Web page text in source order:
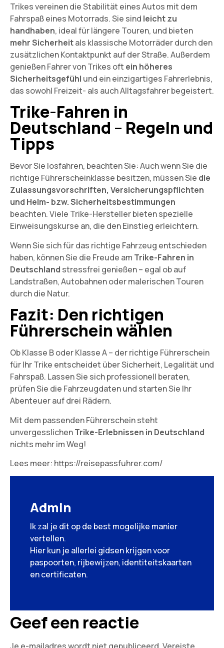
Trikes vereinen die Stabilität eines Autos mit dem
Fahrspaß eines Motorrads. Sie sind leicht zu
handhaben, ideal für längere Touren, und bieten
mehr Sicherheitals klassische Motorräder durch den
zusätzlichen Kontaktpunkt auf der Straße. Außerdem
genießen Fahrer von Trikes oft ein höheres
Sicherheitsgefühl und ein einzigartiges Fahrerlebnis,
das sowohl Freizeit- als auch Alltagsfahrer begeistert.
Trike-Fahren in
Deutschland – Regeln und
Tipps
Bevor Sie losfahren, beachten Sie: Auch wenn Sie die
richtige Führerscheinklasse besitzen, müssen Sie die
Zulassungsvorschriften, Versicherungspflichten
und Helm- bzw. Sicherheitsbestimmungen
beachten. Viele Trike-Hersteller bieten spezielle
Einweisungskurse an, die den Einstieg erleichtern.
Wenn Sie sich für das richtige Fahrzeug entschieden
haben, können Sie die Freude am Trike-Fahren in
Deutschland stressfrei genießen – egal ob auf
Landstraßen, Autobahnen oder malerischen Touren
durch die Natur.
Fazit: Den richtigen
Führerschein wählen
Ob Klasse B oder Klasse A – der richtige Führerschein
für Ihr Trike entscheidet über Sicherheit, Legalität und
Fahrspaß. Lassen Sie sich professionell beraten,
prüfen Sie die Fahrzeugdaten und starten Sie Ihr
Abenteuer auf drei Rädern.
Mit dem passenden Führerschein steht
unvergesslichenTrike-Erlebnissen in Deutschland
nichts mehr im Weg!
Lees meer: https://reisepassfuhrer.com/
Admin
Ik zal je dit op de best mogelijke manier
vertellen.
Hier kun je allerlei gidsen krijgen voor
paspoorten, rijbewijzen, identiteitskaarten
en certificaten.
Geef een reactie